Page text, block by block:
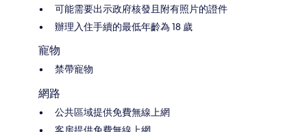
可能需要出示政府核發且附有照片的證件
辦理入住手續的最低年齡為 18 歲
寵物
禁帶寵物
網路
公共區域提供免費無線上網